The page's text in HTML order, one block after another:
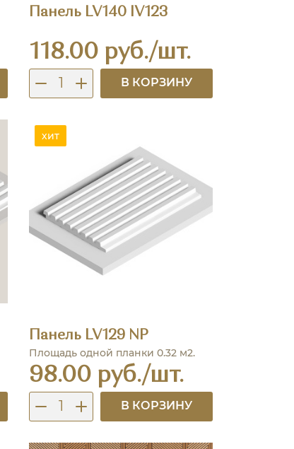
Панель LV140 IV123
118.00 руб./шт.
В КОРЗИНУ
хит
Панель LV129 NP
Площадь одной планки 0.32 м2.
98.00 руб./шт.
В КОРЗИНУ